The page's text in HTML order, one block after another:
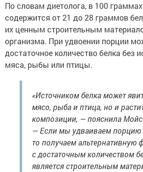
По словам диетолога, в 100
содержится от 21 до 28 граммов
их ценным строительным
организма. При удвоении порции
достаточное количество белка без
мяса, рыбы или птицы.
«Источником белка может
мясо, рыба и птица, но и
композиции, — пояснила
— Если мы удваиваем порцию
то получаем альтернативную
с достаточным количеством
является строительным